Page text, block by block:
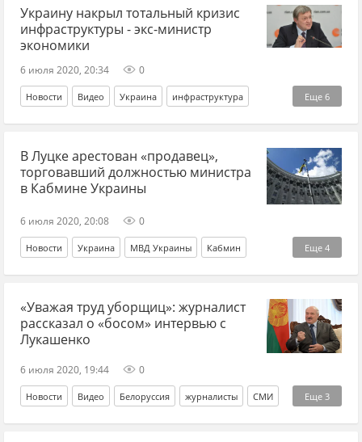
Украину накрыл тотальный кризис
инфраструктуры - экс-министр
экономики
6 июля 2020, 20:34 0
Еще 6
Новости Видео Украина инфраструктура
Суслов энергетика АЭС промышленность
ремонт тарифы
В Луцке арестован «продавец»,
торговавший должностью министра
в Кабмине Украины
6 июля 2020, 20:08 0
Еще 4
Новости Украина МВД Украины Кабмин
министерство мошенничество Суд арест
«Уважая труд уборщиц»: журналист
рассказал о «босом» интервью с
Лукашенко
6 июля 2020, 19:44 0
Еще 3
Новости Видео Белоруссия журналисты СМИ
Россия Владимир Путин Александр Лукашенко